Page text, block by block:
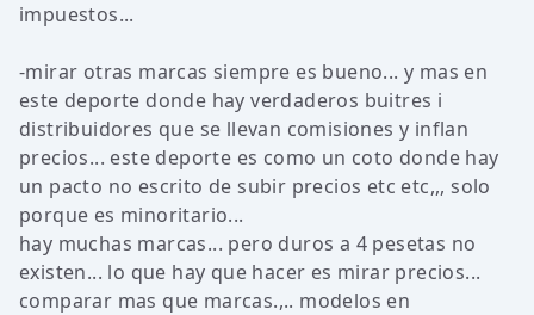
impuestos...
-mirar otras marcas siempre es bueno... y mas en
este deporte donde hay verdaderos buitres i
distribuidores que se llevan comisiones y inflan
precios... este deporte es como un coto donde hay
un pacto no escrito de subir precios etc etc,,, solo
porque es minoritario...
hay muchas marcas... pero duros a 4 pesetas no
existen... lo que hay que hacer es mirar precios...
comparar mas que marcas.,.. modelos en